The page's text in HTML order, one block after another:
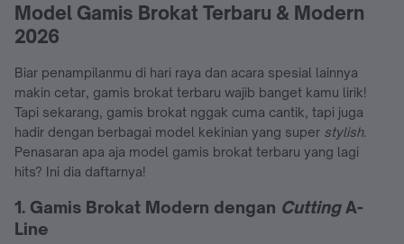
Model Gamis Brokat Terbaru & Modern
2026
Biar penampilanmu di hari raya dan acara spesial lainnya
makin cetar, gamis brokat terbaru wajib banget kamu lirik!
Tapi sekarang, gamis brokat nggak cuma cantik, tapi juga
hadir dengan berbagai model kekinian yang super stylish.
Penasaran apa aja model gamis brokat terbaru yang lagi
hits? Ini dia daftarnya!
1. Gamis Brokat Modern dengan CuttingA-
Line